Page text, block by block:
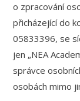
o zpracování
přicházející do
05833396, se
jen „NEA
správce
osobách mimo